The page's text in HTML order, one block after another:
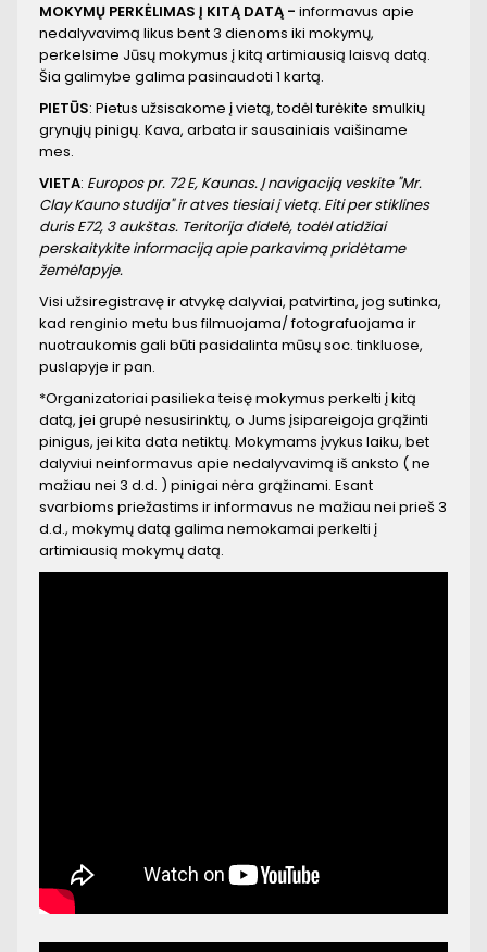
MOKYMŲ PERKĖLIMAS Į KITĄ DATĄ - informavus apie
nedalyvavimą likus bent 3 dienoms iki mokymų,
perkelsime Jūsų mokymus į kitą artimiausią laisvą datą.
Šia galimybe galima pasinaudoti 1 kartą.
PIETŪS: Pietus užsisakome į vietą, todėl turėkite smulkių
grynųjų pinigų. Kava, arbata ir sausainiais vaišiname
mes.
VIETA: Europos pr. 72 E, Kaunas. Į navigaciją veskite "Mr.
Clay Kauno studija" ir atves tiesiai į vietą. Eiti per stiklines
duris E72, 3 aukštas. Teritorija didelė, todėl atidžiai
perskaitykite informaciją apie parkavimą pridėtame
žemėlapyje.
Visi užsiregistravę ir atvykę dalyviai, patvirtina, jog sutinka,
kad renginio metu bus filmuojama/ fotografuojama ir
nuotraukomis gali būti pasidalinta mūsų soc. tinkluose,
puslapyje ir pan.
*Organizatoriai pasilieka teisę mokymus perkelti į kitą
datą, jei grupė nesusirinktų, o Jums įsipareigoja grąžinti
pinigus, jei kita data netiktų. Mokymams įvykus laiku, bet
dalyviui neinformavus apie nedalyvavimą iš anksto ( ne
mažiau nei 3 d.d. ) pinigai nėra grąžinami. Esant
svarbioms priežastims ir informavus ne mažiau nei prieš 3
d.d., mokymų datą galima nemokamai perkelti į
artimiausią mokymų datą.